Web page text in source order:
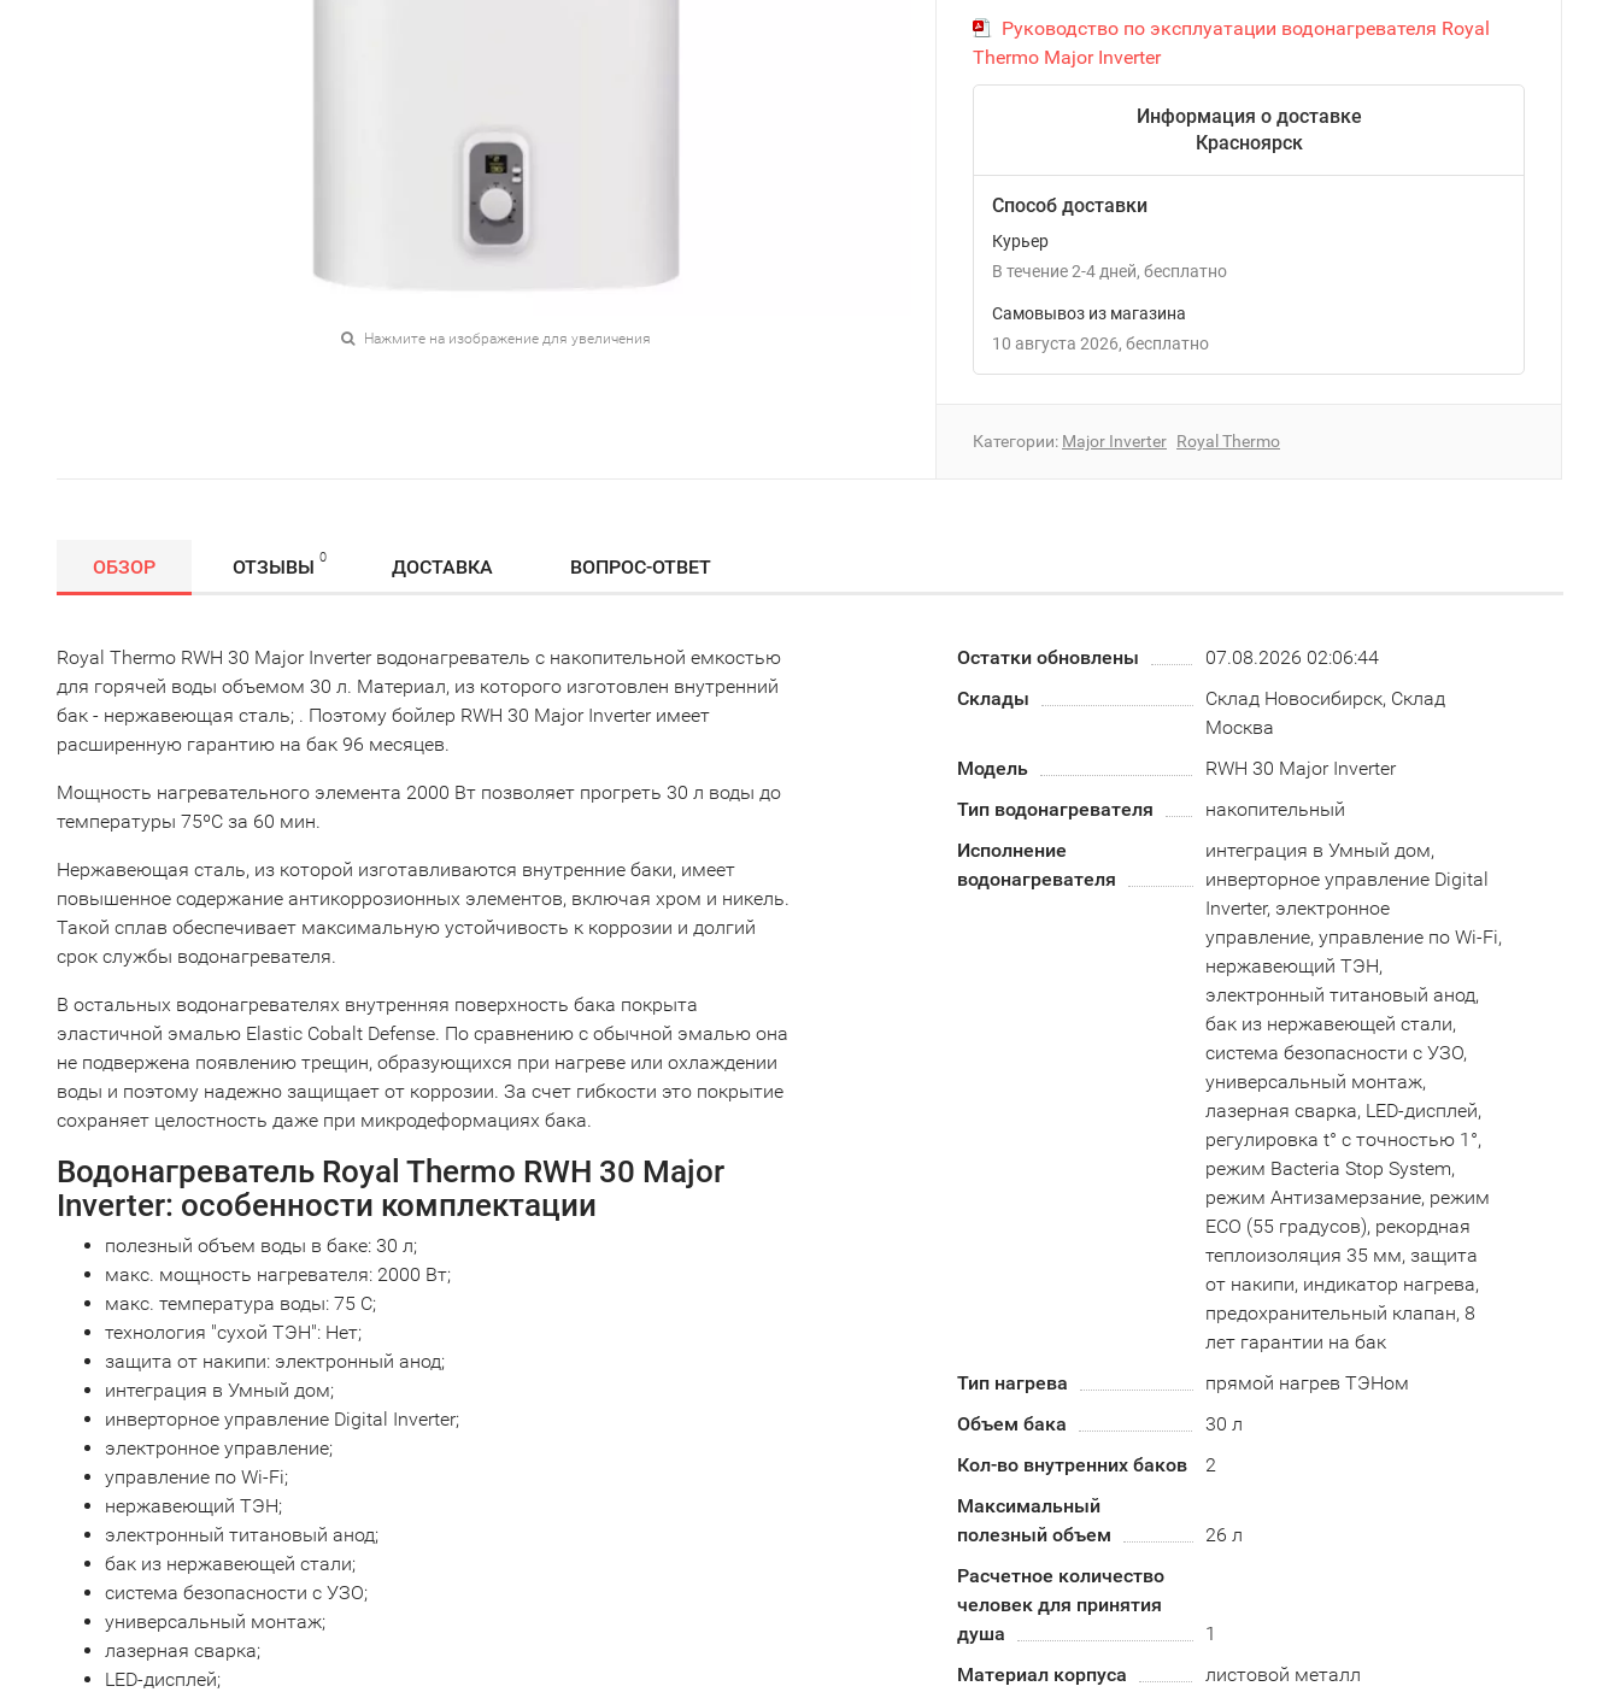
Нажмите на изображение для увеличения
Руководство по эксплуатации водонагревателя Royal
Thermo Major Inverter
Информация о доставке
Красноярск
Способ доставки
Курьер
В течение2-4 дней Бесплатно
Самовывоз из магазина
10 августа 2026
Бесплатно
Категории: Major Inverter Royal Thermo
ОБЗОР ОТЗЫВЫ 0 ДОСТАВКА ВОПРОС-ОТВЕТ
Royal Thermo RWH 30 Major Inverter водонагреватель с накопительной емкостью
для горячей воды объемом 30 л. Материал, из которого изготовлен внутренний
бак - нержавеющая сталь; . Поэтому бойлер RWH 30 Major Inverter имеет
расширенную гарантию на бак 96 месяцев.
Мощность нагревательного элемента 2000 Вт позволяет прогреть 30 л воды до
температуры 75ºС за 60 мин.
Нержавеющая сталь, из которой изготавливаются внутренние баки, имеет
повышенное содержание антикоррозионных элементов, включая хром и никель.
Такой сплав обеспечивает максимальную устойчивость к коррозии и долгий
срок службы водонагревателя.
В остальных водонагревателях внутренняя поверхность бака покрыта
эластичной эмалью Elastic Cobalt Defense. По сравнению с обычной эмалью она
не подвержена появлению трещин, образующихся при нагреве или охлаждении
воды и поэтому надежно защищает от коррозии. За счет гибкости это покрытие
сохраняет целостность даже при микродеформациях бака.
Водонагреватель Royal Thermo RWH 30 Major
Inverter: особенности комплектации
полезный объем воды в баке: 30 л;
макс. мощность нагревателя: 2000 Вт;
макс. температура воды: 75 С;
технология "сухой ТЭН": Нет;
защита от накипи: электронный анод;
интеграция в Умный дом;
инверторное управление Digital Inverter;
электронное управление;
управление по Wi-Fi;
нержавеющий ТЭН;
электронный титановый анод;
бак из нержавеющей стали;
система безопасности c УЗО;
универсальный монтаж;
лазерная сварка;
LED-дисплей;
Остатки обновлены
07.08.2026 02:06:44
Склады
Склад Новосибирск, Склад
Москва
Модель
RWH 30 Major Inverter
Тип водонагревателя
накопительный
Исполнение
водонагревателя
интеграция в Умный дом,
инверторное управление Digital
Inverter, электронное
управление, управление по Wi-Fi,
нержавеющий ТЭН,
электронный титановый анод,
бак из нержавеющей стали,
система безопасности c УЗО,
универсальный монтаж,
лазерная сварка, LED-дисплей,
регулировка t° с точностью 1°,
режим Bacteria Stop System,
режим Антизамерзание, режим
ECO (55 градусов), рекордная
теплоизоляция 35 мм, защита
от накипи, индикатор нагрева,
предохранительный клапан, 8
лет гарантии на бак
Тип нагрева
прямой нагрев ТЭНом
Объем бака
30 л
Кол-во внутренних баков
2
Максимальный
полезный объем
26 л
Расчетное количество
человек для принятия
душа
1
Материал корпуса
листовой металл